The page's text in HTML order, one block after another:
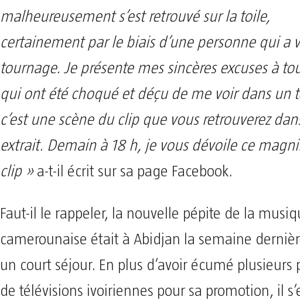
malheureusement s’est retrouvé sur la toile,
certainement par le biais d’une personne qui a
tournage. Je présente mes sincères excuses à
qui ont été choqué et déçu de me voir dans un
c’est une scène du clip que vous retrouverez
extrait. Demain à 18 h, je vous dévoile ce
clip »a-t-il écrit sur sa page Facebook.
Faut-il le rappeler, la nouvelle pépite de la
camerounaise était à Abidjan la semaine
un court séjour. En plus d’avoir écumé plusieurs
de télévisions ivoiriennes pour sa promotion, il